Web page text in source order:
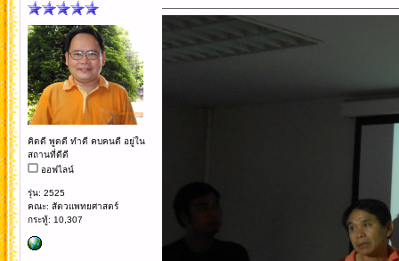
คิดดี พูดดี ทำดี คบคนดี อยู่ใน
สถานที่ดีดี
ออฟไลน์
รุ่น: 2525
คณะ: สัตวแพทยศาสตร์
กระทู้: 10,307